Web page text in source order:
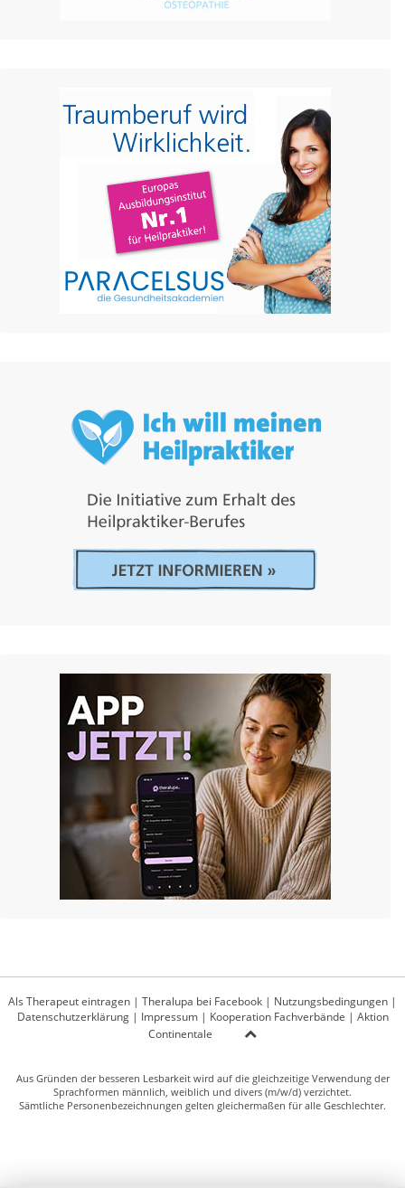
Als Therapeut eintragen | Theralupa bei Facebook | Nutzungsbedingungen |
Datenschutzerklärung| Impressum| Kooperation Fachverbände | Aktion
Continentale
Aus Gründen der besseren Lesbarkeit wird auf die gleichzeitige Verwendung der
Sprachformen männlich, weiblich und divers (m/w/d) verzichtet.
Sämtliche Personenbezeichnungen gelten gleichermaßen für alle Geschlechter.